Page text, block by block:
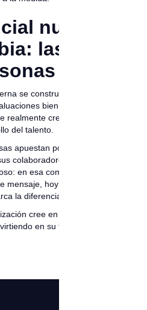
nunca
las
se construye con
bien diseñadas
realmente crea en el
del talento.
apuestan por evaluar
colaboradores, envían
en esa compañía es
mensaje, hoy más que
la diferencia.
cree en su gente,
en su futuro.